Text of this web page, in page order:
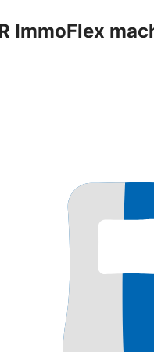
ImmoFlex